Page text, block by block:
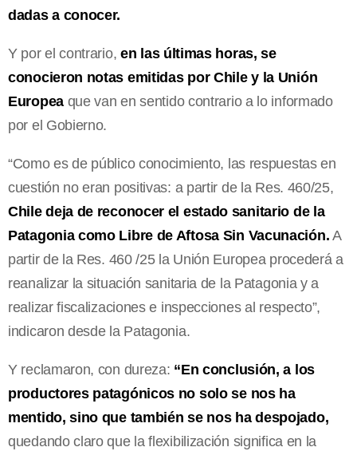
dadas a conocer.
Y por el contrario, en las últimas horas, se
conocieron notas emitidas por Chile y la Unión
Europeaque van en sentido contrario a lo informado
por el Gobierno.
“Como es de público conocimiento, las respuestas en
cuestión no eran positivas: a partir de la Res. 460/25,
Chile deja de reconocer el estado sanitario de la
Patagonia como Libre de Aftosa Sin Vacunación. A
partir de la Res. 460 /25 la Unión Europea procederá a
reanalizar la situación sanitaria de la Patagonia y a
realizar fiscalizaciones e inspecciones al respecto”,
indicaron desde la Patagonia.
Y reclamaron, con dureza: “En conclusión, a los
productores patagónicos no solo se nos ha
mentido, sino que también se nos ha despojado,
quedando claro que la flexibilización significa en la